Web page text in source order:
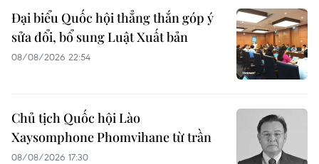
Đại biểu Quốc hội thẳng thắn góp ý
sửa đổi, bổ sung Luật Xuất bản
08/08/2026 22:54
Chủ tịch Quốc hội Lào
Xaysomphone Phomvihane từ trần
08/08/2026 17:30